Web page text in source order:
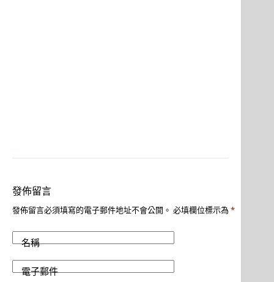
發佈留言
發佈留言必須填寫的電子郵件地址不會公開。 必填欄位標示為 *
名稱
電子郵件